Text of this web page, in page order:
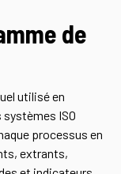
de
utilisé en
ISO
processus en
extrants,